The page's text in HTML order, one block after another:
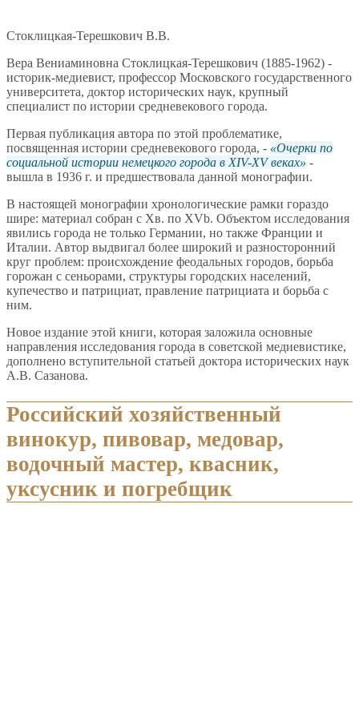
Стоклицкая-Терешкович В.В.
Вера Вениаминовна Стоклицкая-Терешкович (1885-1962) -
историк-медиевист, профессор Московского государственного
университета, доктор исторических наук, крупный
специалист по истории средневекового города.
Первая публикация автора по этой проблематике,
посвященная истории средневекового города, -
Очерки по
социальной истории немецкого города в XIV-XV веках
-
вышла в 1936 г. и предшествовала данной монографии.
В настоящей монографии хронологические рамки гораздо
шире: материал собран с Хв. по XVb. Объектом исследования
явились города не только Германии, но также Франции и
Италии. Автор выдвигал более широкий и разносторонний
круг проблем: происхождение феодальных городов, борьба
горожан с сеньорами, структуры городских населений,
купечество и патрициат, правление патрициата и борьба с
ним.
Новое издание этой книги, которая заложила основные
направления исследования города в советской медиевистике,
дополнено вступительной статьей доктора исторических наук
А.В. Сазанова.
Российский хозяйственный
винокур, пивовар, медовар,
водочный мастер, квасник,
уксусник и погребщик